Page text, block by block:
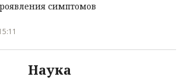
симптомов
Наука